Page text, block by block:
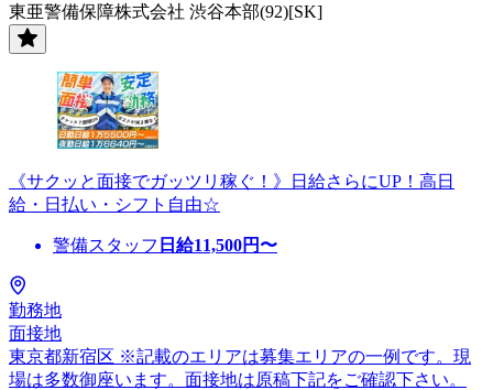
東亜警備保障株式会社 渋谷本部(92)[SK]
《サクッと面接でガッツリ稼ぐ！》日給さらにUP！高日
給・日払い・シフト自由☆
警備スタッフ 日給11,500円〜
勤務地
面接地
東京都新宿区 ※記載のエリアは募集エリアの一例です。現
場は多数御座います。面接地は原稿下記をご確認下さい。